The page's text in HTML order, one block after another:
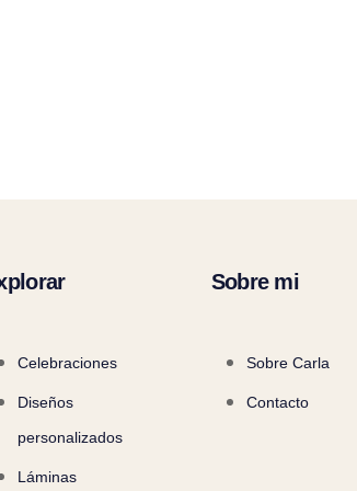
Celebraciones
Diseños
personalizados
Láminas
Sobre mi
Sobre Carla
Contacto